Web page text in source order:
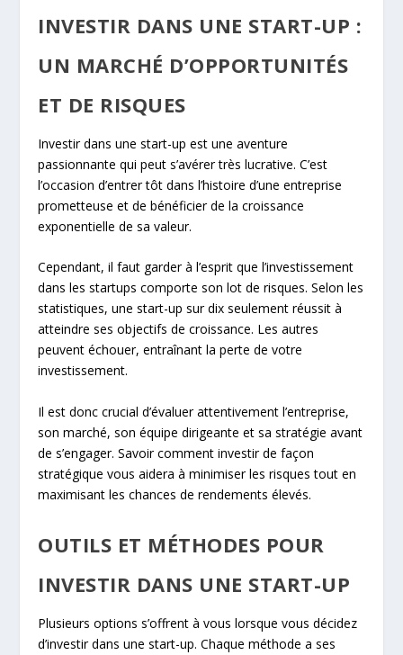
INVESTIR DANS UNE START-UP :
UN MARCHÉ D’OPPORTUNITÉS
ET DE RISQUES
Investir dans une start-up est une aventure
passionnante qui peut s’avérer très lucrative. C’est
l’occasion d’entrer tôt dans l’histoire d’une entreprise
prometteuse et de bénéficier de la croissance
exponentielle de sa valeur.
Cependant, il faut garder à l’esprit que l’investissement
dans les startups comporte son lot de risques. Selon les
statistiques, une start-up sur dix seulement réussit à
atteindre ses objectifs de croissance. Les autres
peuvent échouer, entraînant la perte de votre
investissement.
Il est donc crucial d’évaluer attentivement l’entreprise,
son marché, son équipe dirigeante et sa stratégie avant
de s’engager. Savoir comment investir de façon
stratégique vous aidera à minimiser les risques tout en
maximisant les chances de rendements élevés.
OUTILS ET MÉTHODES POUR
INVESTIR DANS UNE START-UP
Plusieurs options s’offrent à vous lorsque vous décidez
d’investir dans une start-up. Chaque méthode a ses